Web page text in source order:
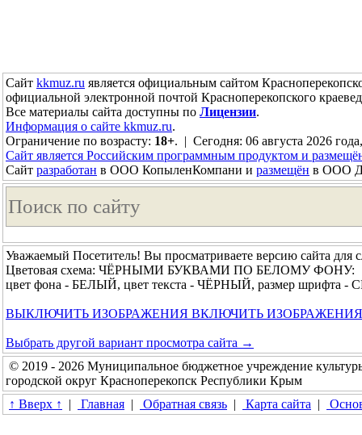
Сайт kkmuz.ru является официальным сайтом
официальной электронной почтой Красноперекопского
Все материалы сайта доступны по Лицензии.
Информация о сайте kkmuz.ru.
Ограничение по возрасту: 18+. | Сегодня: 06 августа 2026
Сайт является Российским программным продуктом и
Сайт разработан в ООО КопыленКомпани и размещён в ООО
Уважаемый Посетитель! Вы просматриваете версию сайта для
Цветовая схема: ЧЁРНЫМИ БУКВАМИ ПО БЕЛОМУ ФОНУ:
цвет фона - БЕЛЫЙ, цвет текста - ЧЁРНЫЙ, размер шрифта
ВЫКЛЮЧИТЬ ИЗОБРАЖЕНИЯ ВКЛЮЧИТЬ ИЗОБРАЖЕНИЯ
Выбрать другой вариант просмотра сайта →
© 2019 - 2026 Муниципальное бюджетное учреждение
городской округ Красноперекопск Республики Крым
↑ Вверх ↑
| Главная | Обратная связь | Карта сайта |